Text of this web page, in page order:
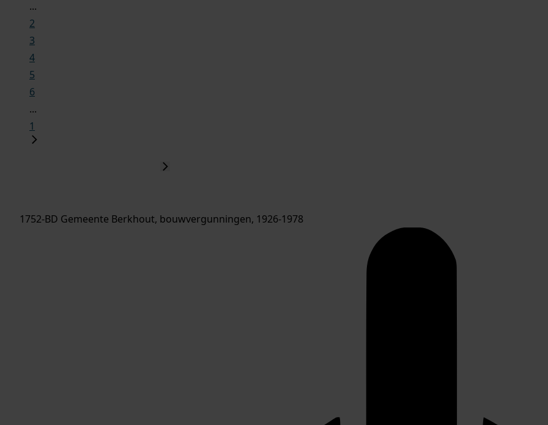
...
2
3
4
5
6
...
1
1752-BD Gemeente Berkhout, bouwvergunningen, 1926-1978